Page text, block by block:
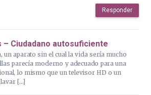
Responder
– Ciudadano autosuficiente
un aparato sin el cual la vida sería mucho
parecía moderno y adecuado para una
lo mismo que un televisor HD o un
[…]